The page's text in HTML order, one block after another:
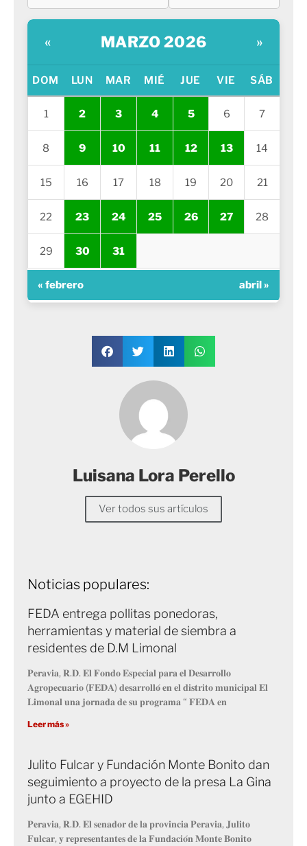
« MARZO 2026 »
DOM LUN MAR MIÉ JUE VIE SÁB
1 2 3 4 5 6 7
8 9 10 11 12 13 14
15 16 17 18 19 20 21
22 23 24 25 26 27 28
29 30 31
« febrero abril »
Luisana Lora Perello
Ver todos sus artículos
Noticias populares:
FEDA entrega pollitas ponedoras,
herramientas y material de siembra a
residentes de D.M Limonal
𝐏𝐞𝐫𝐚𝐯𝐢𝐚, 𝐑.𝐃. 𝐄𝐥 𝐅𝐨𝐧𝐝𝐨 𝐄𝐬𝐩𝐞𝐜𝐢𝐚𝐥 𝐩𝐚𝐫𝐚 𝐞𝐥 𝐃𝐞𝐬𝐚𝐫𝐫𝐨𝐥𝐥𝐨
𝐀𝐠𝐫𝐨𝐩𝐞𝐜𝐮𝐚𝐫𝐢𝐨 (𝐅𝐄𝐃𝐀) 𝐝𝐞𝐬𝐚𝐫𝐫𝐨𝐥𝐥𝐨́ 𝐞𝐧 𝐞𝐥 𝐝𝐢𝐬𝐭𝐫𝐢𝐭𝐨 𝐦𝐮𝐧𝐢𝐜𝐢𝐩𝐚𝐥 𝐄𝐥
𝐋𝐢𝐦𝐨𝐧𝐚𝐥 𝐮𝐧𝐚 𝐣𝐨𝐫𝐧𝐚𝐝𝐚 𝐝𝐞 𝐬𝐮 𝐩𝐫𝐨𝐠𝐫𝐚𝐦𝐚 “ 𝐅𝐄𝐃𝐀 𝐞𝐧
Leer más »
Julito Fulcar y Fundación Monte Bonito dan
seguimiento a proyecto de la presa La Gina
junto a EGEHID
𝐏𝐞𝐫𝐚𝐯𝐢𝐚, 𝐑.𝐃. 𝐄𝐥 𝐬𝐞𝐧𝐚𝐝𝐨𝐫 𝐝𝐞 𝐥𝐚 𝐩𝐫𝐨𝐯𝐢𝐧𝐜𝐢𝐚 𝐏𝐞𝐫𝐚𝐯𝐢𝐚, 𝐉𝐮𝐥𝐢𝐭𝐨
𝐅𝐮𝐥𝐜𝐚𝐫, 𝐲 𝐫𝐞𝐩𝐫𝐞𝐬𝐞𝐧𝐭𝐚𝐧𝐭𝐞𝐬 𝐝𝐞 𝐥𝐚 𝐅𝐮𝐧𝐝𝐚𝐜𝐢𝐨́𝐧 𝐌𝐨𝐧𝐭𝐞 𝐁𝐨𝐧𝐢𝐭𝐨